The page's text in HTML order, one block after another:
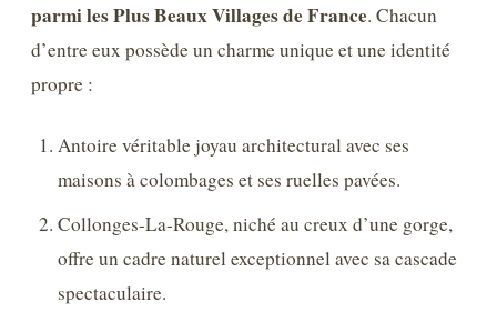
parmi les Plus Beaux Villages de France. Chacun
d’entre eux possède un charme unique et une identité
propre :
Antoire véritable joyau architectural avec ses
maisons à colombages et ses ruelles pavées.
Collonges-La-Rouge, niché au creux d’une gorge,
offre un cadre naturel exceptionnel avec sa cascade
spectaculaire.